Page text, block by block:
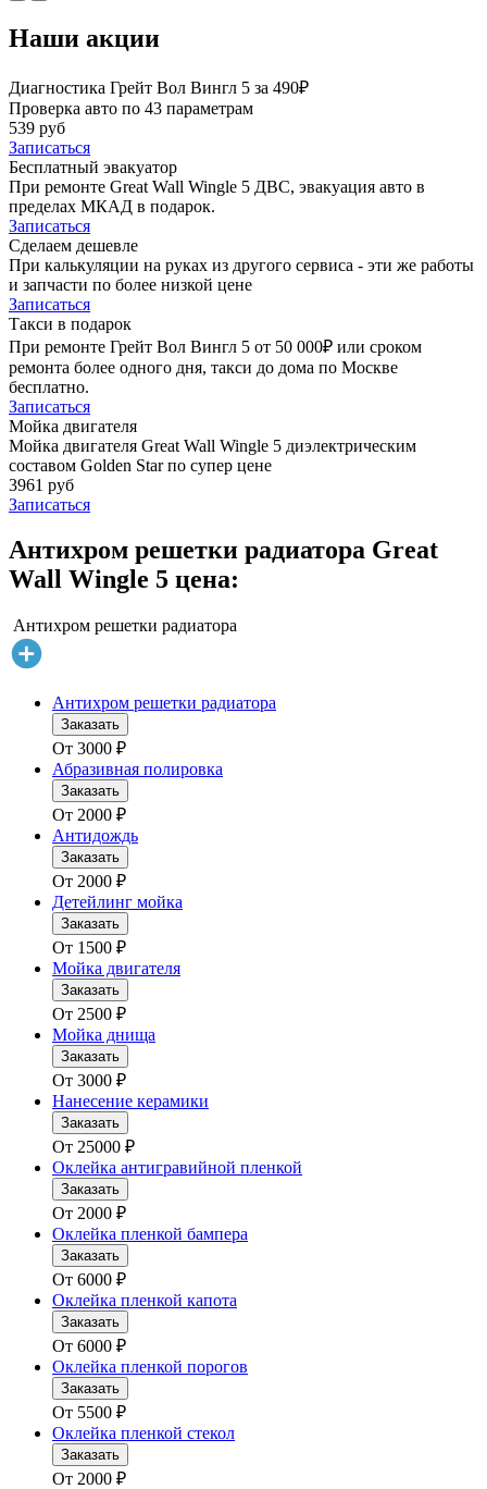
Наши акции
Диагностика Грейт Вол Вингл 5 за 490₽
Проверка авто по 43 параметрам
539 руб
Записаться
Бесплатный эвакуатор
При ремонте Great Wall Wingle 5 ДВС, эвакуация авто в
пределах МКАД в подарок.
Записаться
Сделаем дешевле
При калькуляции на руках из другого сервиса - эти же работы
и запчасти по более низкой цене
Записаться
Такси в подарок
При ремонте Грейт Вол Вингл 5 от 50 000₽ или сроком
ремонта более одного дня, такси до дома по Москве
бесплатно.
Записаться
Мойка двигателя
Мойка двигателя Great Wall Wingle 5 диэлектрическим
составом Golden Star по супер цене
3961 руб
Записаться
Антихром решетки радиатора Great
Wall Wingle 5 цена:
Антихром решетки радиатора
Антихром решетки радиатора
Заказать
От 3000 ₽
Абразивная полировка
Заказать
От 2000 ₽
Антидождь
Заказать
От 2000 ₽
Детейлинг мойка
Заказать
От 1500 ₽
Мойка двигателя
Заказать
От 2500 ₽
Мойка днища
Заказать
От 3000 ₽
Нанесение керамики
Заказать
От 25000 ₽
Оклейка антигравийной пленкой
Заказать
От 2000 ₽
Оклейка пленкой бампера
Заказать
От 6000 ₽
Оклейка пленкой капота
Заказать
От 6000 ₽
Оклейка пленкой порогов
Заказать
От 5500 ₽
Оклейка пленкой стекол
Заказать
От 2000 ₽